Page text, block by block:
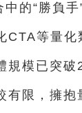
的“勝負
CTA等量
模已突破
限，擁